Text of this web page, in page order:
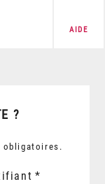
AIDE
?
obligatoires.